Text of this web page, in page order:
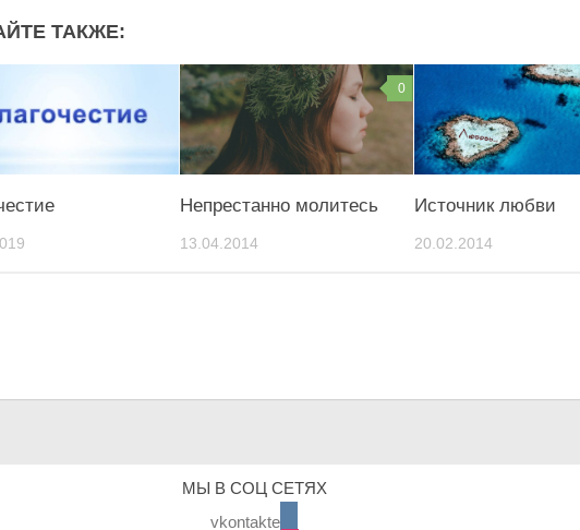
ТАКЖЕ:
0
Непрестанно молитесь
13.04.2014
Источник любви
20.02.2014
МЫ В СОЦ СЕТЯХ
vkontakte